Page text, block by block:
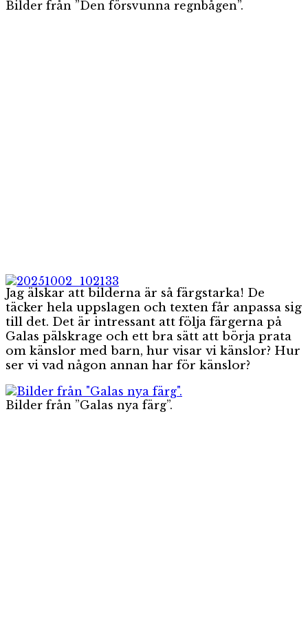
Bilder från ”Den försvunna regnbågen”.
Jag älskar att bilderna är så färgstarka! De
täcker hela uppslagen och texten får anpassa sig
till det. Det är intressant att följa färgerna på
Galas pälskrage och ett bra sätt att börja prata
om känslor med barn, hur visar vi känslor? Hur
ser vi vad någon annan har för känslor?
Bilder från ”Galas nya färg”.